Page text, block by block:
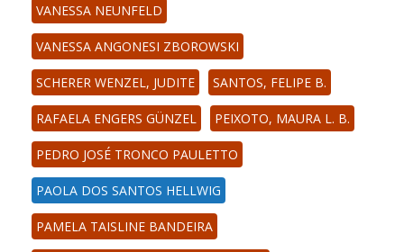
VANESSA NEUNFELD
VANESSA ANGONESI ZBOROWSKI
SCHERER WENZEL, JUDITE SANTOS, FELIPE B.
RAFAELA ENGERS GÜNZEL PEIXOTO, MAURA L. B.
PEDRO JOSÉ TRONCO PAULETTO
PAOLA DOS SANTOS HELLWIG
PAMELA TAISLINE BANDEIRA